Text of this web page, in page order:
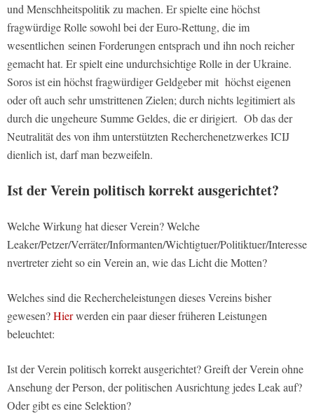
und Menschheitspolitik zu machen. Er spielte eine höchst
fragwürdige Rolle sowohl bei der Euro-Rettung, die im
wesentlichen seinen Forderungen entsprach und ihn noch reicher
gemacht hat. Er spielt eine undurchsichtige Rolle in der Ukraine.
Soros ist ein höchst fragwürdiger Geldgeber mit höchst eigenen
oder oft auch sehr umstrittenen Zielen; durch nichts legitimiert als
durch die ungeheure Summe Geldes, die er dirigiert. Ob das der
Neutralität des von ihm unterstützten Recherchenetzwerkes ICIJ
dienlich ist, darf man bezweifeln.
Ist der Verein politisch korrekt ausgerichtet?
Welche Wirkung hat dieser Verein? Welche
Leaker/Petzer/Verräter/Informanten/Wichtigtuer/Politiktuer/Interesse
nvertreter zieht so ein Verein an, wie das Licht die Motten?
Welches sind die Rechercheleistungen dieses Vereins bisher
gewesen?Hierwerden ein paar dieser früheren Leistungen
beleuchtet:
Ist der Verein politisch korrekt ausgerichtet? Greift der Verein ohne
Ansehung der Person, der politischen Ausrichtung jedes Leak auf?
Oder gibt es eine Selektion?